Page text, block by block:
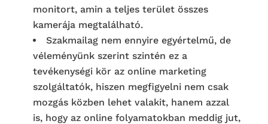
monitort, amin a teljes terület összes
kamerája megtalálható.
Szakmailag nem ennyire egyértelmű, de
véleményünk szerint szintén ez a
tevékenységi kör az online marketing
szolgáltatók, hiszen megfigyelni nem csak
mozgás közben lehet valakit, hanem azzal
is, hogy az online folyamatokban meddig jut,